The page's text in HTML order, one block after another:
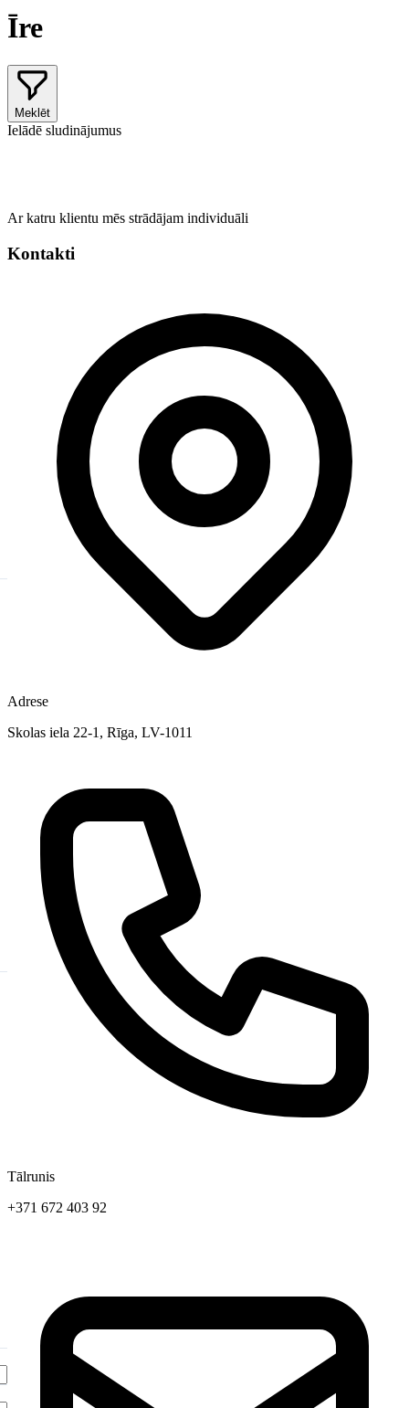
Īre
Meklēt
Ielādē sludinājumus
Ar katru klientu mēs strādājam individuāli
Kontakti
Adrese
Skolas iela 22-1, Rīga, LV-1011
Tālrunis
+371 672 403 92